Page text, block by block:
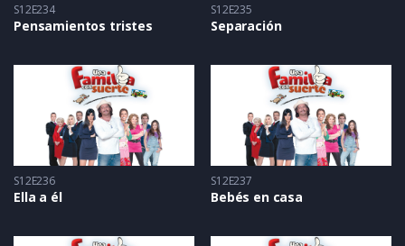
S12E234
Pensamientos tristes
S12E235
Separación
S12E236
Ella a él
S12E237
Bebés en casa